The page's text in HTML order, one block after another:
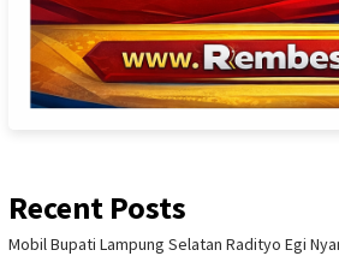
Recent Posts
Mobil Bupati Lampung Selatan Radityo Egi